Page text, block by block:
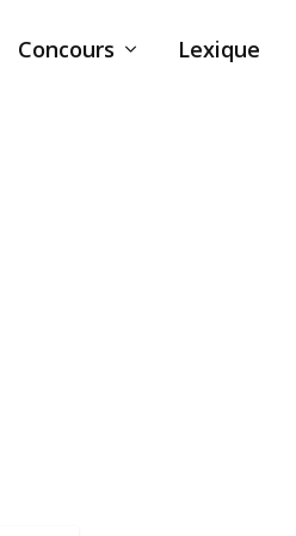
Concours Lexique